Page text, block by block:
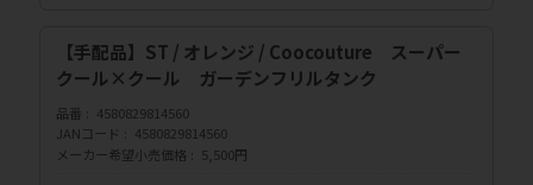
【手配品】ST / オレンジ / Coocouture スーパー
クール×クール ガーデンフリルタンク
品番
4580829814560
JANコード
4580829814560
メーカー希望小売価格
5,500円